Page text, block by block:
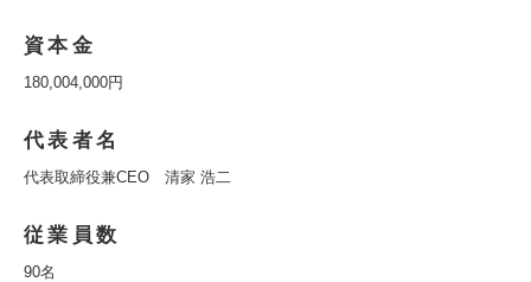
資本金
180,004,000円
代表者名
代表取締役兼CEO 清家 浩二
従業員数
90名